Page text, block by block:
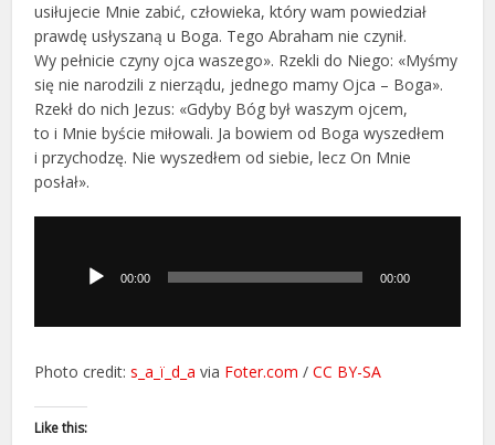
usiłujecie Mnie zabić, człowieka, który wam powiedział
prawdę usłyszaną u Boga. Tego Abraham nie czynił.
Wy pełnicie czyny ojca waszego». Rzekli do Niego: «Myśmy
się nie narodzili z nierządu, jednego mamy Ojca – Boga».
Rzekł do nich Jezus: «Gdyby Bóg był waszym ojcem,
to i Mnie byście miłowali. Ja bowiem od Boga wyszedłem
i przychodzę. Nie wyszedłem od siebie, lecz On Mnie
posłał».
dźwiękowych00:00 00:00
Photo credit:s_a_ï_d_a via Foter.com /CC BY-SA
Like this: